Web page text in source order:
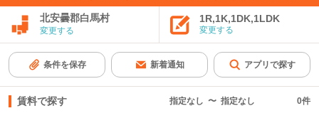
北安曇郡白馬村
変更する
1R,1K,1DK,1LDK
変更する
条件を保存 新着通知 アプリで探す
賃料で探す 指定なし 〜 指定なし 0件